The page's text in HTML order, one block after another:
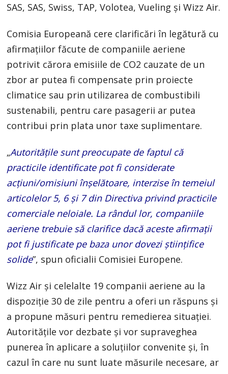
SAS, SAS, Swiss, TAP, Volotea, Vueling și Wizz Air.
Comisia Europeană cere clarificări în legătură cu
afirmațiilor făcute de companiile aeriene
potrivit cărora emisiile de CO2 cauzate de un
zbor ar putea fi compensate prin proiecte
climatice sau prin utilizarea de combustibili
sustenabili, pentru care pasagerii ar putea
contribui prin plata unor taxe suplimentare.
„Autoritățile sunt preocupate de faptul că
practicile identificate pot fi considerate
acțiuni/omisiuni înșelătoare, interzise în temeiul
articolelor 5, 6 și 7 din Directiva privind practicile
comerciale neloiale. La rândul lor, companiile
aeriene trebuie să clarifice dacă aceste afirmații
pot fi justificate pe baza unor dovezi științifice
solide”, spun oficialii Comisiei Europene.
Wizz Air și celelalte 19 companii aeriene au la
dispoziție 30 de zile pentru a oferi un răspuns și
a propune măsuri pentru remedierea situaţiei.
Autoritățile vor dezbate și vor supraveghea
punerea în aplicare a soluțiilor convenite și, în
cazul în care nu sunt luate măsurile necesare, ar